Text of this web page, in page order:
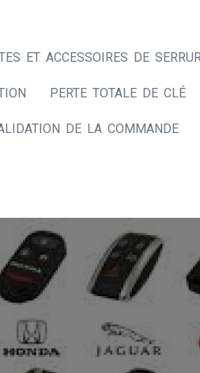
ET ACCESSOIRES DE
PERTE TOTALE DE CLÉ
DE LA COMMANDE